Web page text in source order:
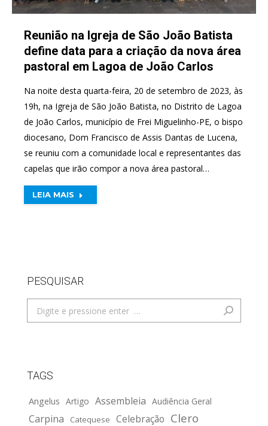
Reunião na Igreja de São João Batista
define data para a criação da nova área
pastoral em Lagoa de João Carlos
Na noite desta quarta-feira, 20 de setembro de 2023, às
19h, na Igreja de São João Batista, no Distrito de Lagoa
de João Carlos, município de Frei Miguelinho-PE, o bispo
diocesano, Dom Francisco de Assis Dantas de Lucena,
se reuniu com a comunidade local e representantes das
capelas que irão compor a nova área pastoral…
LEIA MAIS
PESQUISAR
Search:
TAGS
Angelus Artigo Assembleia Audiência Geral
Carpina Catequese Celebração Clero